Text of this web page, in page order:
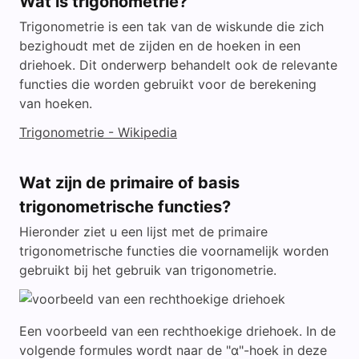
V
i
e
o
Trigonometrie is een tak van de wiskunde die zich
bezighoudt met de zijden en de hoeken in een
driehoek. Dit onderwerp behandelt ook de relevante
functies die worden gebruikt voor de berekening
van hoeken.
Trigonometrie - Wikipedia
Wat zijn de primaire of basis
trigonometrische functies?
Hieronder ziet u een lijst met de primaire
trigonometrische functies die voornamelijk worden
gebruikt bij het gebruik van trigonometrie.
Een voorbeeld van een rechthoekige driehoek. In de
volgende formules wordt naar de "α"-hoek in deze